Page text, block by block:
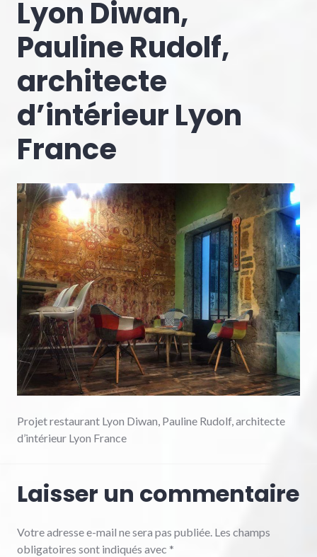
Lyon Diwan,
Pauline Rudolf,
architecte
d’intérieur Lyon
France
Projet restaurant Lyon Diwan, Pauline Rudolf, architecte
d’intérieur Lyon France
Laisser un commentaire
Votre adresse e-mail ne sera pas publiée. Les champs
obligatoires sont indiqués avec *